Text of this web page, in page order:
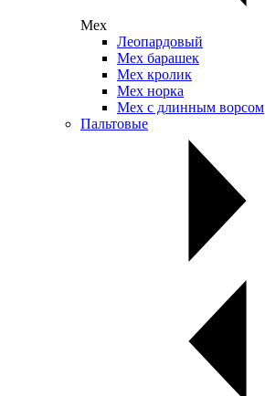
Мех
Леопардовый
Мех барашек
Мех кролик
Мех норка
Мех с длинным ворсом
Пальтовые